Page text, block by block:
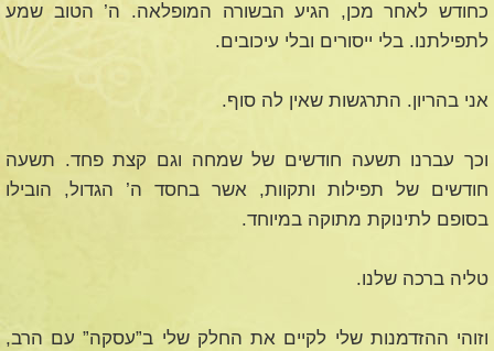
כחודש לאחר מכן, הגיע הבשורה המופלאה. ה’ הטוב שמע
לתפילתנו. בלי ייסורים ובלי עיכובים.
אני בהריון. התרגשות שאין לה סוף.
וכך עברנו תשעה חודשים של שמחה וגם קצת פחד. תשעה
חודשים של תפילות ותקוות, אשר בחסד ה’ הגדול, הובילו
בסופם לתינוקת מתוקה במיוחד.
טליה ברכה שלנו.
וזוהי ההזדמנות שלי לקיים את החלק שלי ב”עסקה” עם הרב,